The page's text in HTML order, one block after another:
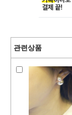
관련상품